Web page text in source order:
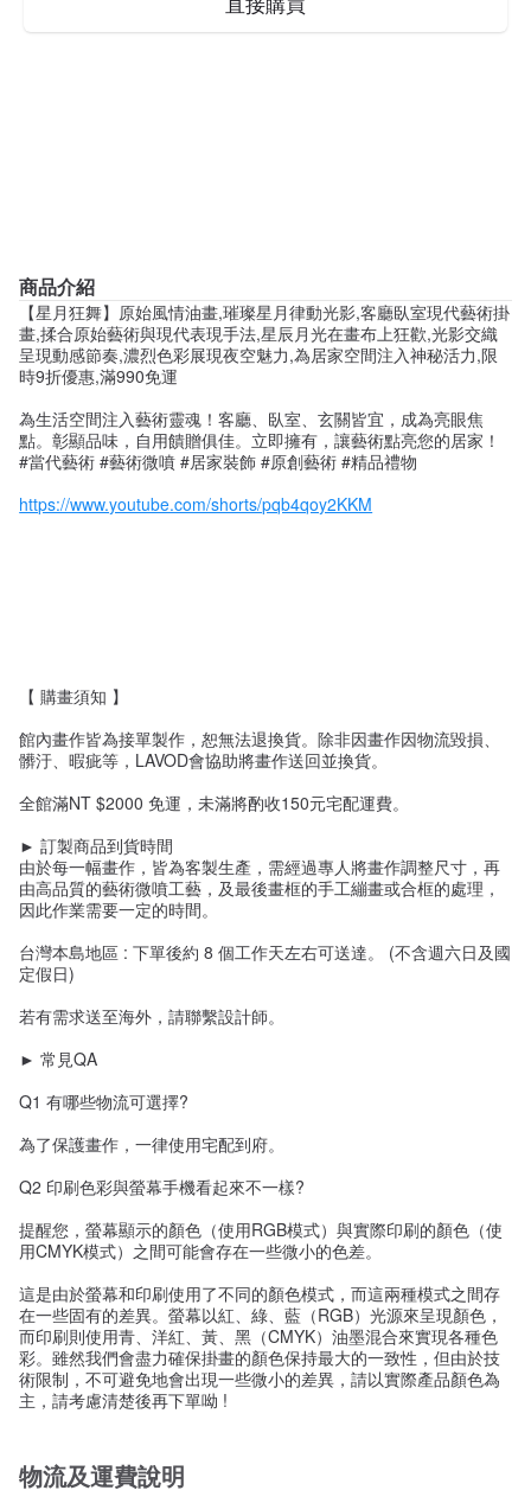
直接購買
商品介紹
【星月狂舞】原始風情油畫,璀璨星月律動光影,客廳臥室現代藝術掛
畫,揉合原始藝術與現代表現手法,星辰月光在畫布上狂歡,光影交織
呈現動感節奏,濃烈色彩展現夜空魅力,為居家空間注入神秘活力,限
時9折優惠,滿990免運
為生活空間注入藝術靈魂！客廳、臥室、玄關皆宜，成為亮眼焦
點。彰顯品味，自用饋贈俱佳。立即擁有，讓藝術點亮您的居家！
#當代藝術 #藝術微噴 #居家裝飾 #原創藝術 #精品禮物
https://www.youtube.com/shorts/pqb4qoy2KKM
【 購畫須知 】
館內畫作皆為接單製作，恕無法退換貨。除非因畫作因物流毀損、
髒汙、暇疵等，LAVOD會協助將畫作送回並換貨。
全館滿NT $2000 免運，未滿將酌收150元宅配運費。
► 訂製商品到貨時間
由於每一幅畫作，皆為客製生產，需經過專人將畫作調整尺寸，再
由高品質的藝術微噴工藝，及最後畫框的手工繃畫或合框的處理，
因此作業需要一定的時間。
台灣本島地區 : 下單後約 8 個工作天左右可送達。 (不含週六日及國
定假日)
若有需求送至海外，請聯繫設計師。
► 常見QA
Q1 有哪些物流可選擇?
為了保護畫作，一律使用宅配到府。
Q2 印刷色彩與螢幕手機看起來不一樣?
提醒您，螢幕顯示的顏色（使用RGB模式）與實際印刷的顏色（使
用CMYK模式）之間可能會存在一些微小的色差。
這是由於螢幕和印刷使用了不同的顏色模式，而這兩種模式之間存
在一些固有的差異。螢幕以紅、綠、藍（RGB）光源來呈現顏色，
而印刷則使用青、洋紅、黃、黑（CMYK）油墨混合來實現各種色
彩。雖然我們會盡力確保掛畫的顏色保持最大的一致性，但由於技
術限制，不可避免地會出現一些微小的差異，請以實際產品顏色為
主，請考慮清楚後再下單呦 !
物流及運費說明